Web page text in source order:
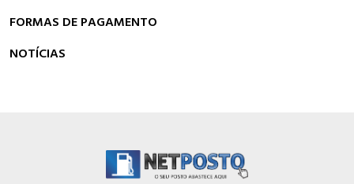
FORMAS DE PAGAMENTO
NOTÍCIAS